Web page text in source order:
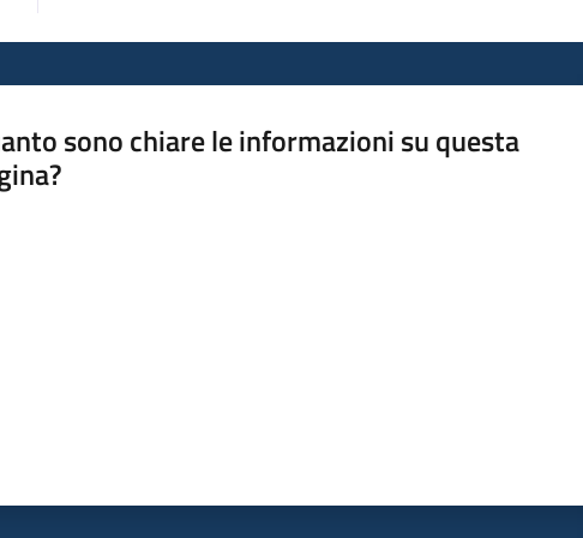
sono chiare le informazioni su questa